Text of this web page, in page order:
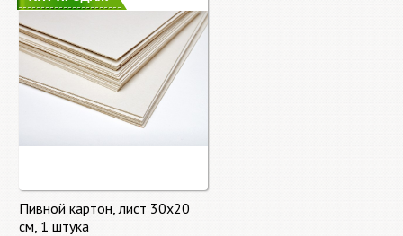
Пивной картон, лист 30х20
cм, 1 штука